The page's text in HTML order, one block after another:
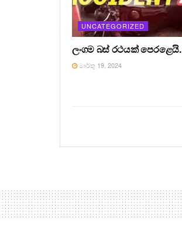
UNCATEGORIZED
ලංගම බස් රථයක් පෙරළෙයි.
මාර්තු 19, 2024